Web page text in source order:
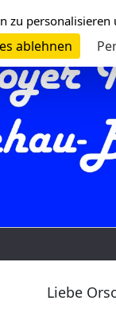
Liebe
zu
ablehnen